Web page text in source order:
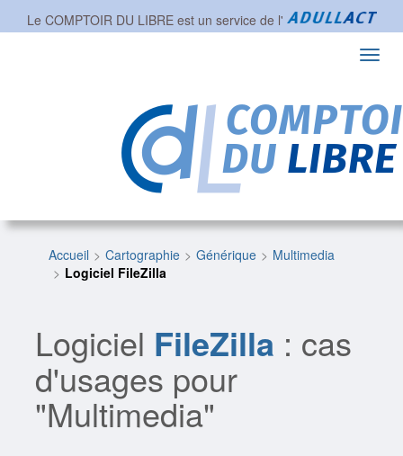
Le COMPTOIR DU LIBRE est un service de l'
Accueil Cartographie Générique
Multimedia
Logiciel FileZilla
Logiciel FileZilla : cas
d'usages pour
"Multimedia"